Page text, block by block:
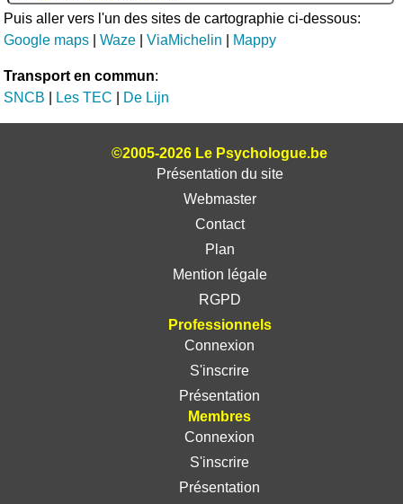
Puis aller vers l'un des sites de cartographie ci-dessous:
Google maps |Waze |ViaMichelin Mappy
Transport en commun:
SNCB
Les TEC De Lijn
©2005-2026 Le Psychologue.be
Présentation du site
Webmaster
Contact
Plan
Mention légale
RGPD
Professionnels
Connexion
S'inscrire
Présentation
Membres
Connexion
S'inscrire
Présentation